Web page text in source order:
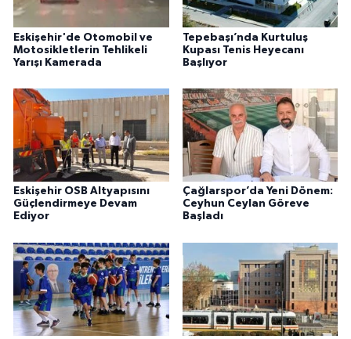
Eskişehir'de Otomobil ve
Motosikletlerin Tehlikeli
Yarışı Kamerada
Tepebaşı’nda Kurtuluş
Kupası Tenis Heyecanı
Başlıyor
Eskişehir OSB Altyapısını
Güçlendirmeye Devam
Ediyor
Çağlarspor’da Yeni Dönem:
Ceyhun Ceylan Göreve
Başladı